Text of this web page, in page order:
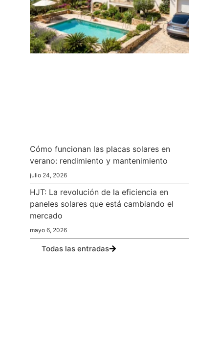
Cómo funcionan las placas solares en
verano: rendimiento y mantenimiento
julio 24, 2026
HJT: La revolución de la eficiencia en
paneles solares que está cambiando el
mercado
mayo 6, 2026
Todas las entradas